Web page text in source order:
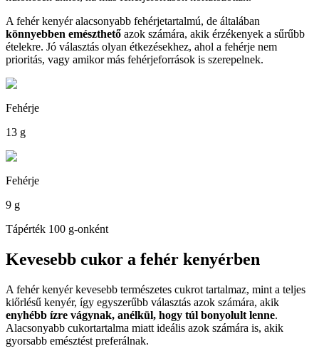
A fehér kenyér alacsonyabb fehérjetartalmú, de általában
könnyebben emészthető azok számára, akik érzékenyek a sűrűbb
ételekre. Jó választás olyan étkezésekhez, ahol a fehérje nem
prioritás, vagy amikor más fehérjeforrások is szerepelnek.
Fehérje
13 g
Fehérje
9 g
Tápérték 100 g-onként
Kevesebb cukor a fehér kenyérben
A fehér kenyér kevesebb természetes cukrot tartalmaz, mint a teljes
kiőrlésű kenyér, így egyszerűbb választás azok számára, akik
enyhébb ízre vágynak, anélkül, hogy túl bonyolult lenne.
Alacsonyabb cukortartalma miatt ideális azok számára is, akik
gyorsabb emésztést preferálnak.